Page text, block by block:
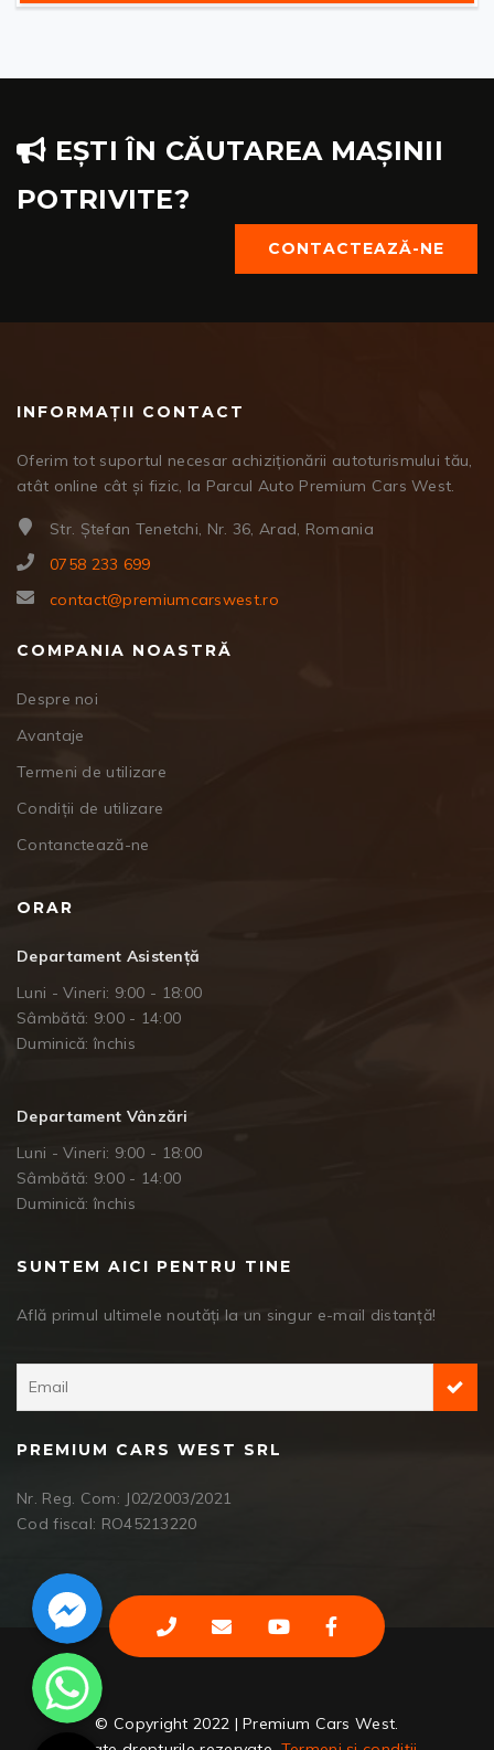
EȘTI ÎN CĂUTAREA MAȘINII
POTRIVITE?
CONTACTEAZĂ-NE
INFORMAȚII CONTACT
Oferim tot suportul necesar achiziționării autoturismului tău,
atât online cât și fizic, la Parcul Auto Premium Cars West.
Str. Ștefan Tenetchi, Nr. 36, Arad, Romania
0758 233 699
contact@premiumcarswest.ro
COMPANIA NOASTRĂ
Despre noi
Avantaje
Termeni de utilizare
Condiții de utilizare
Contanctează-ne
ORAR
Departament Asistență
Luni - Vineri: 9:00 - 18:00
Sâmbătă: 9:00 - 14:00
Duminică: închis
Departament Vânzări
Luni - Vineri: 9:00 - 18:00
Sâmbătă: 9:00 - 14:00
Duminică: închis
SUNTEM AICI PENTRU TINE
Află primul ultimele noutăți la un singur e-mail distanță!
PREMIUM CARS WEST SRL
Nr. Reg. Com: J02/2003/2021
Cod fiscal: RO45213220
© Copyright 2022 | Premium Cars West.
Facebook Messenger
WhatsApp